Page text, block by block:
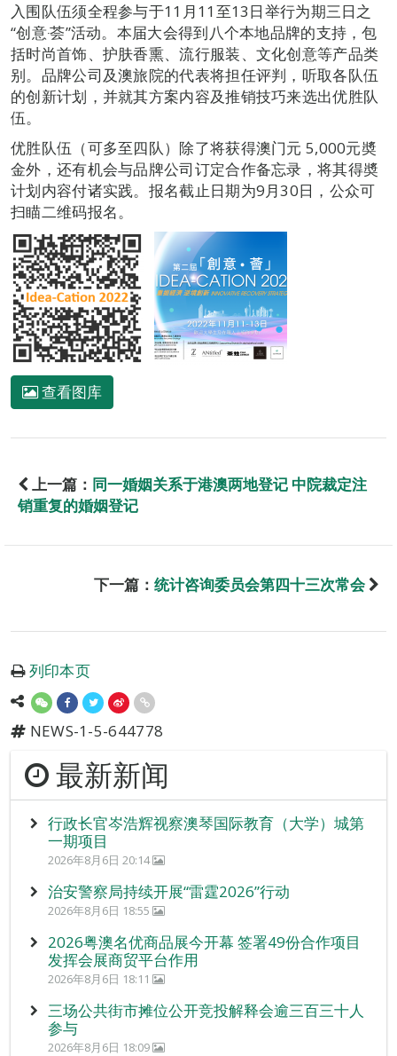
入围队伍须全程参与于11月11至13日举行为期三日之
“创意‧荟”活动。本届大会得到八个本地品牌的支持，包
括时尚首饰、护肤香熏、流行服装、文化创意等产品类
别。品牌公司及澳旅院的代表将担任评判，听取各队伍
的创新计划，并就其方案内容及推销技巧来选出优胜队
伍。
优胜队伍（可多至四队）除了将获得澳门元 5,000元奬
金外，还有机会与品牌公司订定合作备忘录，将其得奬
计划内容付诸实践。报名截止日期为9月30日，公众可
扫瞄二维码报名。
查看图库
上一篇： 同一婚姻关系于港澳两地登记 中院裁定注
销重复的婚姻登记
下一篇： 统计咨询委员会第四十三次常会
列印本页
NEWS-1-5-644778
最新新闻
行政长官岑浩辉视察澳琴国际教育（大学）城第
一期项目
2026年8月6日 20:14
治安警察局持续开展“雷霆2026”行动
2026年8月6日 18:55
2026粤澳名优商品展今开幕 签署49份合作项目
发挥会展商贸平台作用
2026年8月6日 18:11
三场公共街市摊位公开竞投解释会逾三百三十人
参与
2026年8月6日 18:09